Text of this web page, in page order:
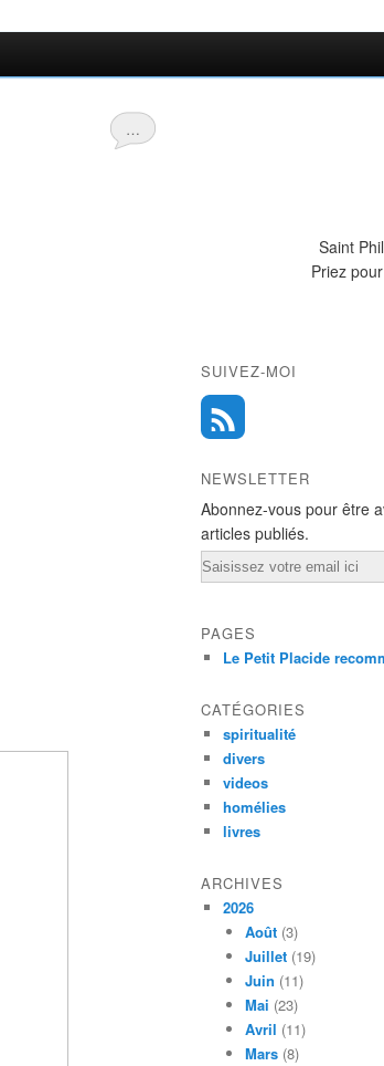
…
Saint
Priez
SUIVEZ-MOI
NEWSLETTER
Abonnez-vous pour être
articles publiés.
Email
PAGES
Le Petit Placide
CATÉGORIES
spiritualité
divers
videos
homélies
livres
ARCHIVES
2026
Août (3)
Juillet (19)
Juin (11)
Mai (23)
Avril (11)
Mars (8)